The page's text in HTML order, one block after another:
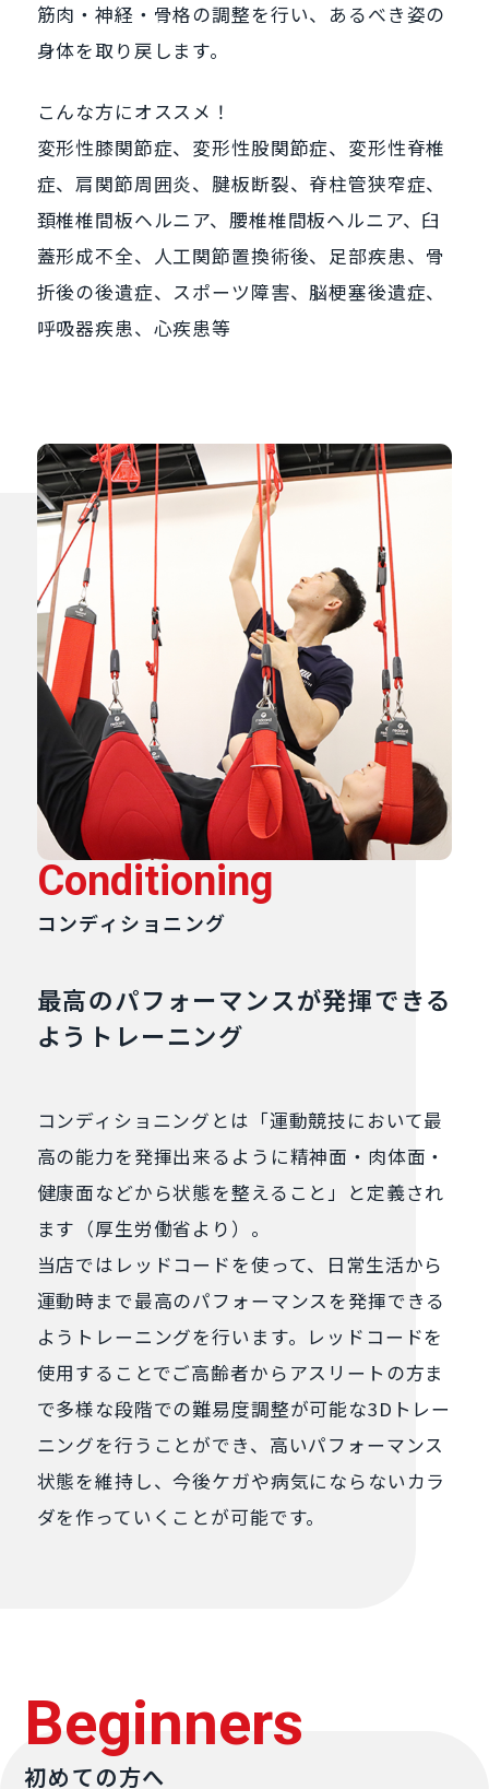
筋肉・神経・骨格の調整を行い、あるべき姿の
身体を取り戻します。
こんな方にオススメ！
変形性膝関節症、変形性股関節症、変形性脊椎
症、肩関節周囲炎、腱板断裂、脊柱管狭窄症、
頚椎椎間板ヘルニア、腰椎椎間板ヘルニア、⾅
蓋形成不全、⼈⼯関節置換術後、足部疾患、骨
折後の後遺症、スポーツ障害、脳梗塞後遺症、
呼吸器疾患、心疾患等
Conditioning
コンディショニング
最高のパフォーマンスが発揮できる
ようトレーニング
コンディショニングとは「運動競技において最
高の能力を発揮出来るように精神面・肉体面・
健康面などから状態を整えること」と定義され
ます（厚生労働省より）。
当店ではレッドコードを使って、日常生活から
運動時まで最高のパフォーマンスを発揮できる
ようトレーニングを行います。レッドコードを
使用することでご高齢者からアスリートの方ま
で多様な段階での難易度調整が可能な3Dトレー
ニングを行うことができ、高いパフォーマンス
状態を維持し、今後ケガや病気にならないカラ
ダを作っていくことが可能です。
Beginners
初めての方へ